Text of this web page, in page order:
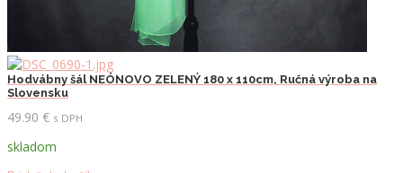
Hodvábny šál NEÓNOVO ZELENÝ 180 x 110cm, Ručná výroba na
Slovensku
49.90 € s DPH
skladom